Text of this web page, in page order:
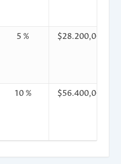
5 % $28.200,00
10 % $56.400,00